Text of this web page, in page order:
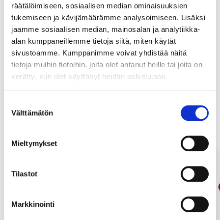
räätälöimiseen, sosiaalisen median ominaisuuksien
tukemiseen ja kävijämäärämme analysoimiseen. Lisäksi
jaamme sosiaalisen median, mainosalan ja analytiikka-
alan kumppaneillemme tietoja siitä, miten käytät
sivustoamme. Kumppanimme voivat yhdistää näitä
tietoja muihin tietoihin, joita olet antanut heille tai joita on
kerätty, kun olet käyttänyt heidän palvelujaan.
valinta
Välttämätön
Mieltymykset
Tilastot
Markkinointi
Osta & Nouda
Osta verkosta ja nouda tavaratalosta jo 2 tunnin kuluttua!
LUE LISÄÄ
Muut asiakkaat ostivat myös